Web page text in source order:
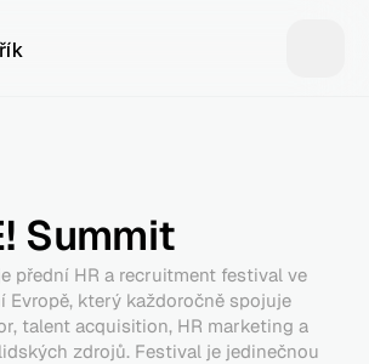
Summit
přední HR a recruitment festival ve
Evropě, který každoročně spojuje
talent acquisition, HR marketing a
zdrojů. Festival je jedinečnou